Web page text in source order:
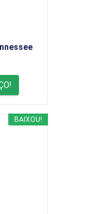
BAIXOU!